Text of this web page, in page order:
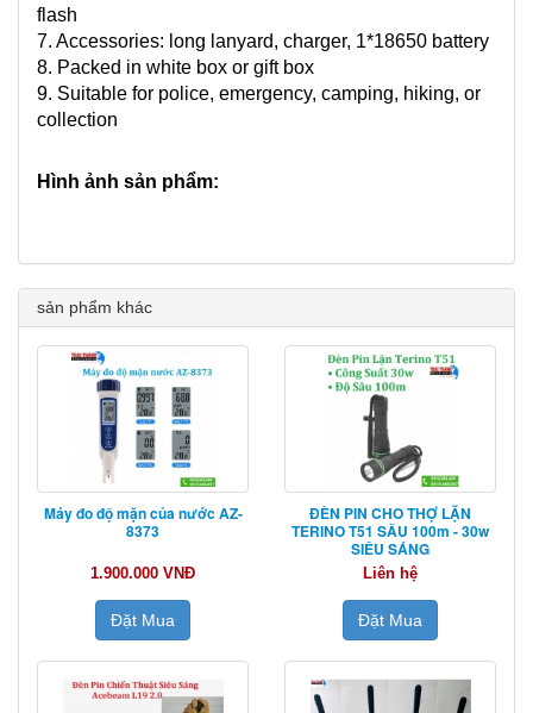
flash
7. Accessories: long lanyard, charger, 1*18650 battery
8. Packed in white box or gift box
9. Suitable for police, emergency, camping, hiking, or
collection
Hình ảnh sản phẩm:
sản phẩm khác
Máy đo độ mặn của nước AZ-
8373
1.900.000 VNĐ
Đặt Mua
ĐÈN PIN CHO THỢ LẶN
TERINO T51 SÂU 100m - 30w
SIÊU SÁNG
Liên hệ
Đặt Mua